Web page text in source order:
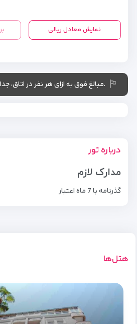
نمایش معادل ریالی
.مبالغ فوق به ازای هر نفر در اتاق،
درباره تور
مدارک لازم
گذرنامه با 7 ماه اعتبار
هتل‌ها